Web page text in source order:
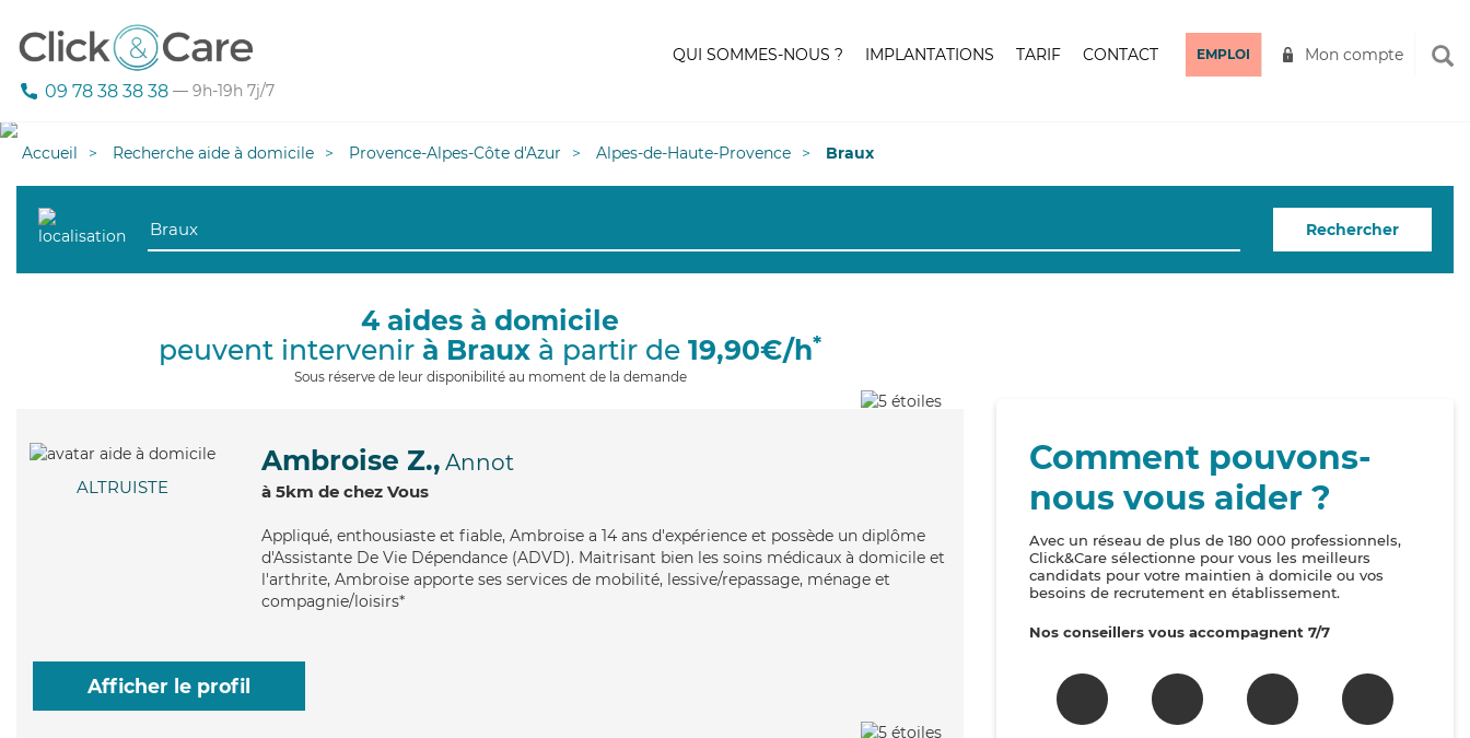
09 78 38 38 38 — 9h-19h 7j/7
QUI SOMMES-NOUS ? IMPLANTATIONS TARIF CONTACT EMPLOI Mon compte
Accueil Recherche aide à domicile Provence-Alpes-Côte d'Azur Alpes-de-Haute-Provence Braux
Rechercher
4 aides à domicile
peuvent intervenir à Braux à partir de 19,90€/h*
Sous réserve de leur disponibilité au moment de la demande
ALTRUISTE
Ambroise Z., Annot
à 5km de chez Vous
Appliqué, enthousiaste et fiable, Ambroise a 14 ans d'expérience et possède un diplôme
d'Assistante De Vie Dépendance (ADVD). Maitrisant bien les soins médicaux à domicile et
l'arthrite, Ambroise apporte ses services de mobilité, lessive/repassage, ménage et
compagnie/loisirs*
Afficher le profil
Comment pouvons-
nous vous aider ?
Avec un réseau de plus de 180 000 professionnels,
Click&Care sélectionne pour vous les meilleurs
candidats pour votre maintien à domicile ou vos
besoins de recrutement en établissement.
Nos conseillers vous accompagnent 7/7